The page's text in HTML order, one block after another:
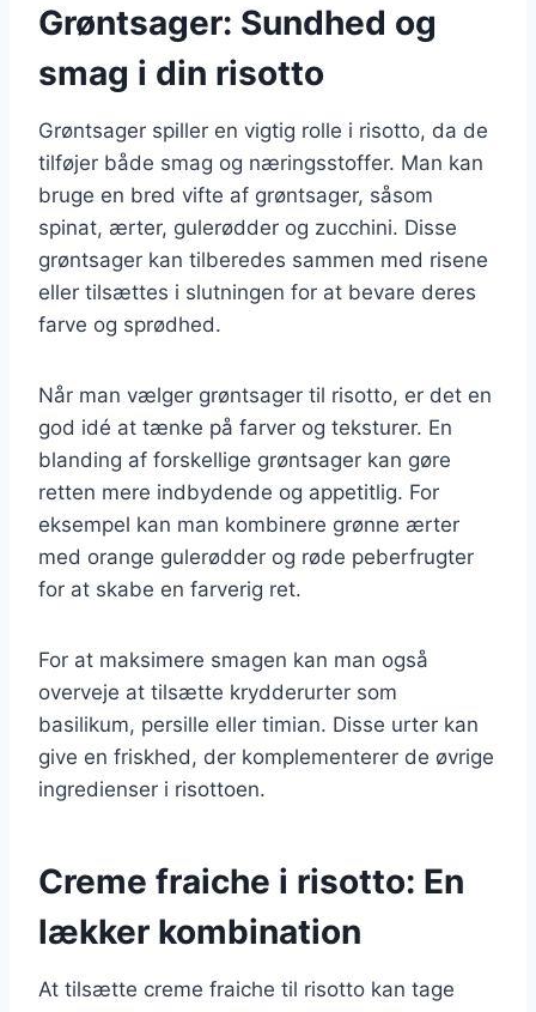
Grøntsager: Sundhed og
smag i din risotto
Grøntsager spiller en vigtig rolle i risotto, da de
tilføjer både smag og næringsstoffer. Man kan
bruge en bred vifte af grøntsager, såsom
spinat, ærter, gulerødder og zucchini. Disse
grøntsager kan tilberedes sammen med risene
eller tilsættes i slutningen for at bevare deres
farve og sprødhed.
Når man vælger grøntsager til risotto, er det en
god idé at tænke på farver og teksturer. En
blanding af forskellige grøntsager kan gøre
retten mere indbydende og appetitlig. For
eksempel kan man kombinere grønne ærter
med orange gulerødder og røde peberfrugter
for at skabe en farverig ret.
For at maksimere smagen kan man også
overveje at tilsætte krydderurter som
basilikum, persille eller timian. Disse urter kan
give en friskhed, der komplementerer de øvrige
ingredienser i risottoen.
Creme fraiche i risotto: En
lækker kombination
At tilsætte creme fraiche til risotto kan tage